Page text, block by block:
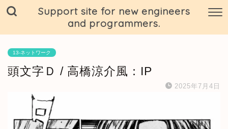
Support site for new engineers
and programmers.
13-ネットワーク
頭文字Ｄ / 高橋涼介風：IP
2025年7月4日